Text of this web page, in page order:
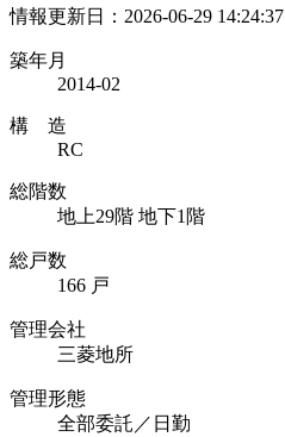
情報更新日：2026-06-29 14:24:37
築年月
2014-02
構 造
RC
総階数
地上29階 地下1階
総戸数
166 戸
管理会社
三菱地所
管理形態
全部委託／日勤